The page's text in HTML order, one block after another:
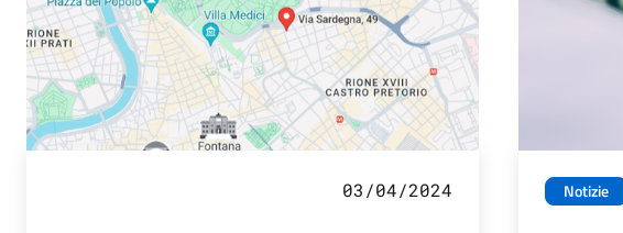
03/04/2024 Notizie